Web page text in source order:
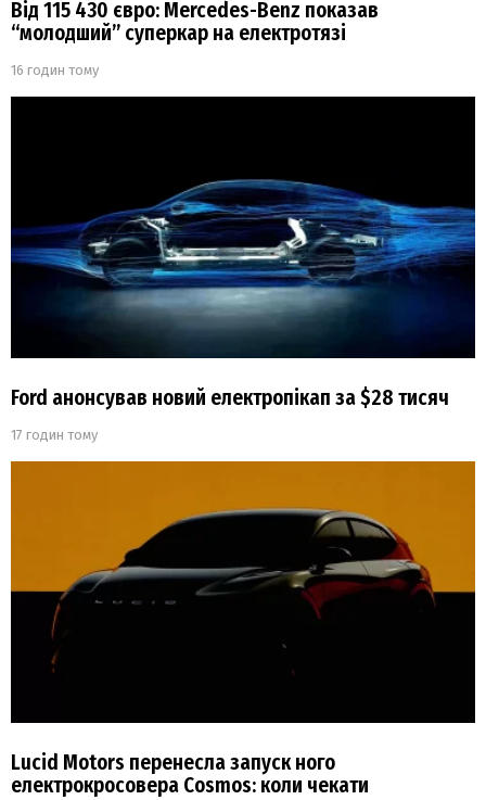
Від 115 430 євро: Mercedes-Benz показав
“молодший” суперкар на електротязі
16 годин тому
Ford анонсував новий електропікап за $28 тисяч
17 годин тому
Lucid Motors перенесла запуск ного
електрокросовера Cosmos: коли чекати